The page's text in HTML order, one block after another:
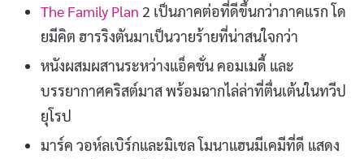
The Family Plan 2 เป็นภาคต่อที่ดีขึ้นกว่าภาคแรก โด
ยมีคิต ฮารริงตันมาเป็นวายร้ายที่น่าสนใจกว่า
หนังผสมผสานระหว่างแอ็คชั่น คอมเมดี้ และ
บรรยากาศคริสต์มาส พร้อมฉากไล่ล่าที่ตื่นเต้นในทวีป
ยุโรป
มาร์ค วอห์ลเบิร์กและมิเชล โมนาแฮนมีเคมีที่ดี แสดง